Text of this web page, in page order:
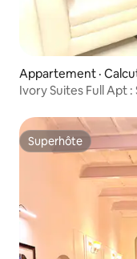
Appartement ·
Ivory Suites Full Apt
Superhôte
Superhôte